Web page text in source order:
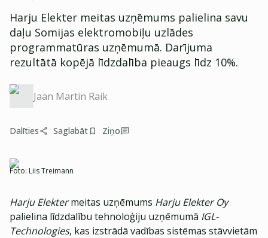
Harju Elekter meitas uzņēmums palielina savu
daļu Somijas elektromobiļu uzlādes
programmatūras uzņēmumā. Darījuma
rezultātā kopējā līdzdalība pieaugs līdz 10%.
Jaan Martin Raik
Dalīties Saglabāt Ziņo
Foto: Liis Treimann
Harju Elektermeitas uzņēmums Harju Elekter Oy
palielina līdzdalību tehnoloģiju uzņēmumā IGL-
Technologies, kas izstrādā vadības sistēmas stāvvietām